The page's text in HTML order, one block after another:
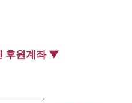
후원계좌 ▼